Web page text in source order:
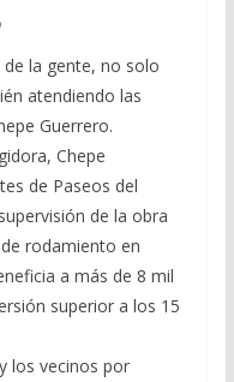
la gente, no solo
atendiendo las
Guerrero.
Chepe
de Paseos del
de la obra
rodamiento en
a más de 8 mil
superior a los 15
los vecinos por